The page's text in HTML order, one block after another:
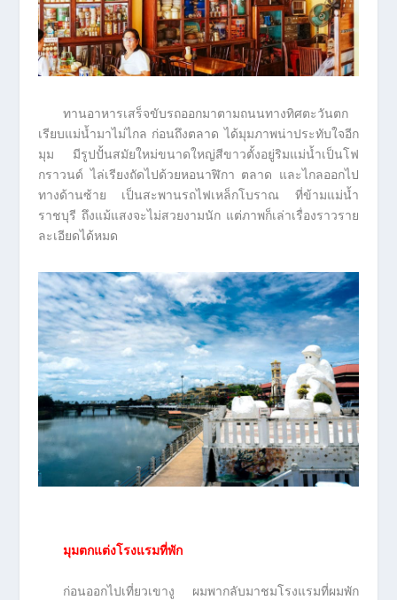
ทานอาหารเสร็จขับรถออกมาตามถนนทางทิศตะวันตก
เรียบแม่น้ำมาไม่ไกล ก่อนถึงตลาด ได้มุมภาพน่าประทับใจอีก
มุม มีรูปปั้นสมัยใหม่ขนาดใหญ่สีขาวตั้งอยู่ริมแม่น้ำเป็นโฟ
กราวนด์ ไล่เรียงถัดไปด้วยหอนาฬิกา ตลาด และไกลออกไป
ทางด้านซ้าย เป็นสะพานรถไฟเหล็กโบราณ ที่ข้ามแม่น้ำ
ราชบุรี ถึงแม้แสงจะไม่สวยงามนัก แต่ภาพก็เล่าเรื่องราวราย
ละเอียดได้หมด
มุมตกแต่งโรงแรมที่พัก
ก่อนออกไปเที่ยวเขางู ผมพากลับมาชมโรงแรมที่ผมพัก